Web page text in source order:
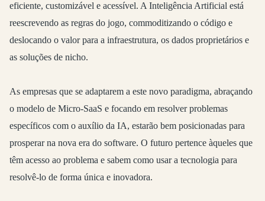
eficiente, customizável e acessível. A Inteligência Artificial está
reescrevendo as regras do jogo, commoditizando o código e
deslocando o valor para a infraestrutura, os dados proprietários e
as soluções de nicho.
As empresas que se adaptarem a este novo paradigma, abraçando
o modelo de Micro-SaaS e focando em resolver problemas
específicos com o auxílio da IA, estarão bem posicionadas para
prosperar na nova era do software. O futuro pertence àqueles que
têm acesso ao problema e sabem como usar a tecnologia para
resolvê-lo de forma única e inovadora.